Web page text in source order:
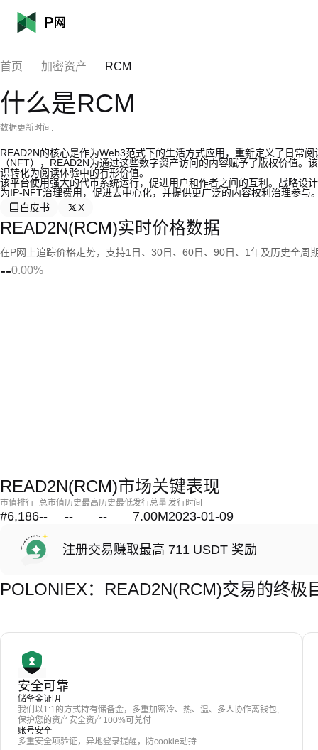
首页 加密资产 RCM
什么是RCM
数据更新时间:
READ2N的核心是作为Web3范式下的生活方式应用，重新定义了日常
（NFT），READ2N为通过这些数字资产访问的内容赋予了版权价值
识转化为阅读体验中的有形价值。
该平台使用强大的代币系统运行，促进用户和作者之间的互利。战略设
为IP-NFT治理费用，促进去中心化，并提供更广泛的内容权利治理参与
白皮书
X
READ2N(RCM)实时价格数据
在P网上追踪价格走势，支持1日、30日、60日、90日、1年及历史全周
--0.00%
READ2N(RCM)市场关键表现
市值排行
#6,186
总市值
--
历史最高
--
历史最低
--
发行总量
7.00M
发行时间
2023-01-09
注册交易赚取最高 711 USDT 奖励
POLONIEX：READ2N(RCM)交易的终极
安全可靠
储备金证明
我们以1:1的方式持有储备金，多重加密冷、热、温、多人协作离钱包,
保护您的资产安全资产100%可兑付
账号安全
多重安全项验证，异地登录提醒，防cookie劫持